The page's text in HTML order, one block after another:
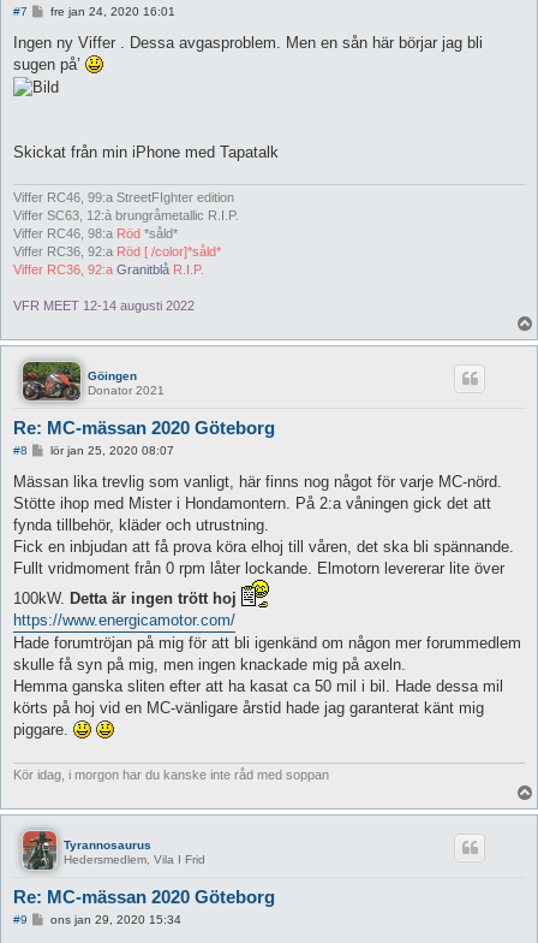
#7
l
g
g
fre jan 24, 2020 16:01
Ingen ny Viffer . Dessa avgasproblem. Men en sån här börjar jag bli
sugen på’
Skickat från min iPhone med Tapatalk
Viffer RC46, 99:a StreetFIghter edition
Viffer SC63, 12:à brungråmetallic R.I.P.
Viffer RC46, 98:a Röd *såld*
Viffer RC36, 92:a Röd [ /color]*såld*
Viffer RC36, 92:a Granitblå R.I.P.
VFR MEET 12-14 augusti 2022
Göingen
Donator 2021
Re: MC-mässan 2020 Göteborg
#8
l
g
g
lör jan 25, 2020 08:07
Mässan lika trevlig som vanligt, här finns nog något för varje MC-nörd.
Stötte ihop med Mister i Hondamontern. På 2:a våningen gick det att
fynda tillbehör, kläder och utrustning.
Fick en inbjudan att få prova köra elhoj till våren, det ska bli spännande.
Fullt vridmoment från 0 rpm låter lockande. Elmotorn levererar lite över
100kW. Detta är ingen trött hoj
https://www.energicamotor.com/
Hade forumtröjan på mig för att bli igenkänd om någon mer forummedlem
skulle få syn på mig, men ingen knackade mig på axeln.
Hemma ganska sliten efter att ha kasat ca 50 mil i bil. Hade dessa mil
körts på hoj vid en MC-vänligare årstid hade jag garanterat känt mig
piggare.
Kör idag, i morgon har du kanske inte råd med soppan
Tyrannosaurus
Hedersmedlem, Vila I Frid
Re: MC-mässan 2020 Göteborg
#9 ons jan 29, 2020 15:34